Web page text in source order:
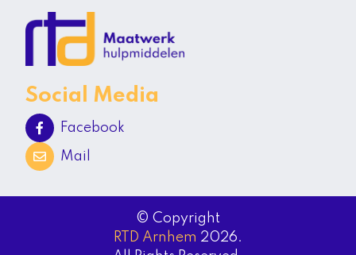
Social Media
Facebook
Mail
© Copyright
RTD Arnhem 2026.